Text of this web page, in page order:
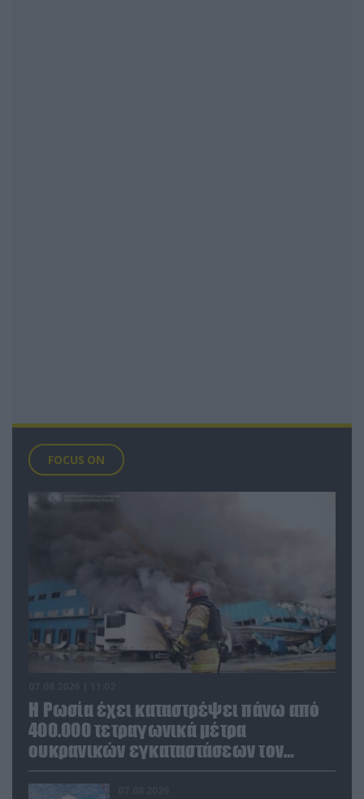
FOCUS ON
Η Ρωσία έχει καταστρέψει πάνω από
400.000 τετραγωνικά μέτρα
ουκρανικών εγκαταστάσεων τον
Ιούλιο